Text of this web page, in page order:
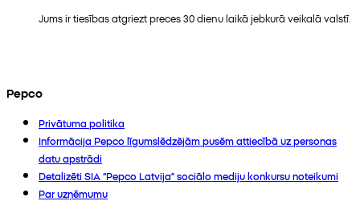
Jums ir tiesības atgriezt preces 30 dienu laikā jebkurā veikalā valstī.
Pepco
Privātuma politika
Informācija Pepco līgumslēdzējām pusēm attiecībā uz personas
datu apstrādi
Detalizēti SIA “Pepco Latvija” sociālo mediju konkursu noteikumi
Par uzņēmumu